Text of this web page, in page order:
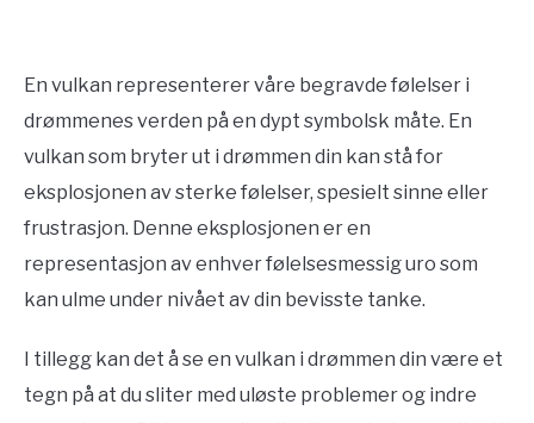
En vulkan representerer våre begravde følelser i
drømmenes verden på en dypt symbolsk måte. En
vulkan som bryter ut i drømmen din kan stå for
eksplosjonen av sterke følelser, spesielt sinne eller
frustrasjon. Denne eksplosjonen er en
representasjon av enhver følelsesmessig uro som
kan ulme under nivået av din bevisste tanke.
I tillegg kan det å se en vulkan i drømmen din være et
tegn på at du sliter med uløste problemer og indre